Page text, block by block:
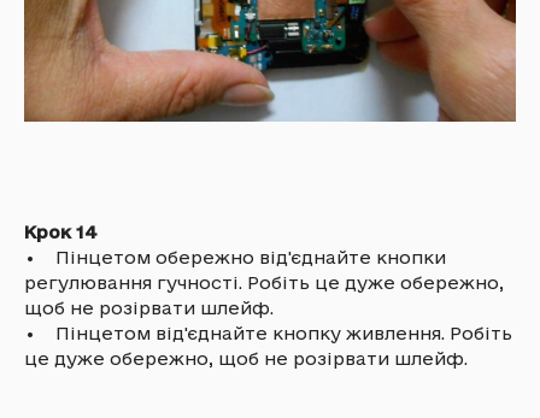
Крок 14
• Пінцетом обережно від'єднайте кнопки
регулювання гучності. Робіть це дуже обережно,
щоб не розірвати шлейф.
• Пінцетом від'єднайте кнопку живлення. Робіть
це дуже обережно, щоб не розірвати шлейф.